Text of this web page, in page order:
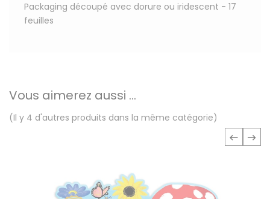
Packaging découpé avec dorure ou iridescent - 17
feuilles
Vous aimerez aussi ...
(Il y 4 d'autres produits dans la même catégorie)